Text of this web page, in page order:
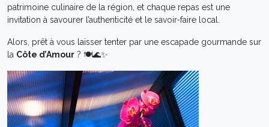
patrimoine culinaire de la région, et chaque repas est une
invitation à savourer l’authenticité et le savoir-faire local.
Alors, prêt à vous laisser tenter par une escapade gourmande sur
la Côte d’Amour ? 🍽️🌊✨